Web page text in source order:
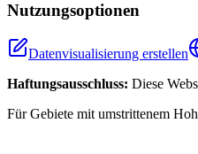
Nutzungsoptionen
Datenvisualisierung erstellen
Haftungsausschluss: Diese
Für Gebiete mit umstrittenem